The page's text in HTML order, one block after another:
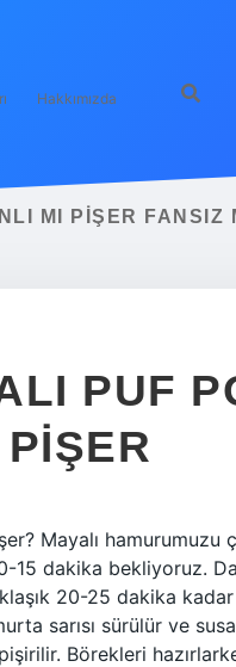
Hakkımızda
MI PIŞER FANSIZ
PUF
Mayalı hamurumuzu
dakika bekliyoruz.
20-25 dakika
sarısı sürülür ve
Börekleri